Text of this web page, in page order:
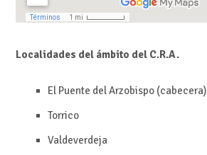
Localidades del ámbito del C.R.A.
El Puente del Arzobispo (cabecera)
Torrico
Valdeverdeja